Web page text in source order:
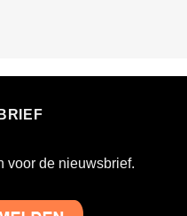
voor de nieuwsbrief.